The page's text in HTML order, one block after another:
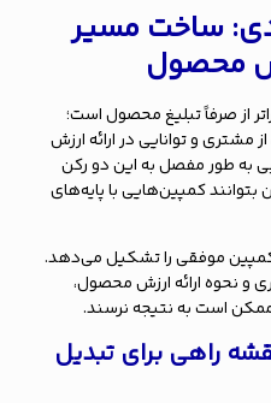
ساخت مسیر
محصول
از صرفاً تبلیغ محصول است؛
و توانایی در ارائه ارزش
به طور مفصل به این دو رکن
کمپین‌هایی با پایه‌های
موفقی را تشکیل می‌دهد.
و نحوه ارائه ارزش محصول،
است به نتیجه نرسند.
راهی برای تبدیل